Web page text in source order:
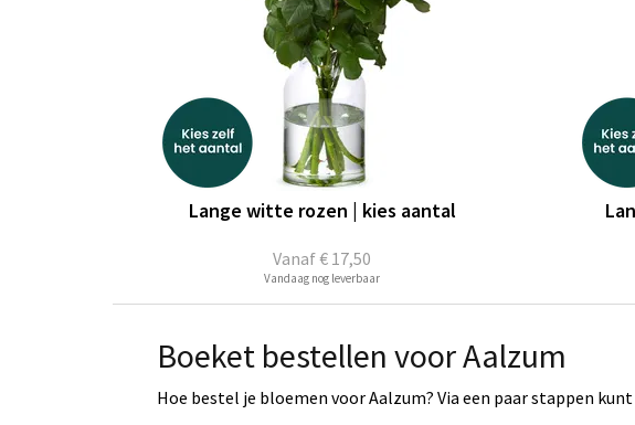
Vanaf€ 17,50
Lange witte rozen | kies aantal
Vandaag nog leverbaar
Boeket bestellen voor Aalzum
Hoe bestel je bloemen voor Aalzum? Via een paar stappen